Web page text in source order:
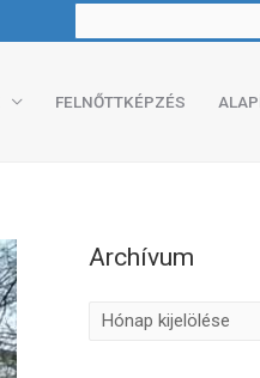
FELNŐTTKÉPZÉS
Archívum